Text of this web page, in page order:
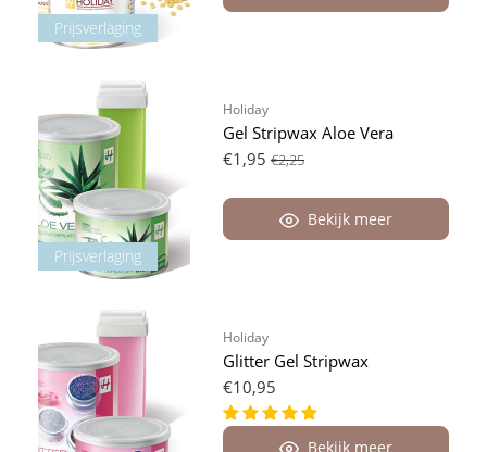
Prijsverlaging
Prijsverlaging
Holiday
Gel Stripwax Aloe Vera
€1,95 €2,25
Bekijk meer
Holiday
Glitter Gel Stripwax
€10,95
Bekijk meer